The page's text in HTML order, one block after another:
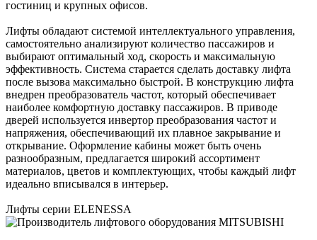
гостиниц и крупных офисов.
Лифты обладают системой интеллектуального управления,
самостоятельно анализируют количество пассажиров и
выбирают оптимальный ход, скорость и максимальную
эффективность. Система старается сделать доставку лифта
после вызова максимально быстрой. В конструкцию лифта
внедрен преобразователь частот, который обеспечивает
наиболее комфортную доставку пассажиров. В приводе
дверей используется инвертор преобразования частот и
напряжения, обеспечивающий их плавное закрывание и
открывание. Оформление кабины может быть очень
разнообразным, предлагается широкий ассортимент
материалов, цветов и комплектующих, чтобы каждый лифт
идеально вписывался в интерьер.
Лифты серии ELENESSA